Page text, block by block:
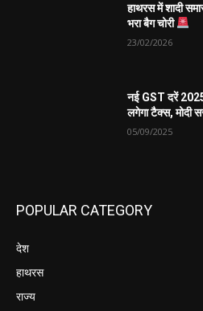
हाथरस में शादी
भरा बैग चोरी
23/02/2026
नई GST दरें
लगेगा टैक्स, मोदी
05/09/2025
POPULAR CATEGORY
देश
हाथरस
राज्य